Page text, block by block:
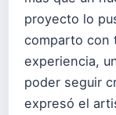
proyecto lo
comparto con
experiencia,
poder seguir
expresó el